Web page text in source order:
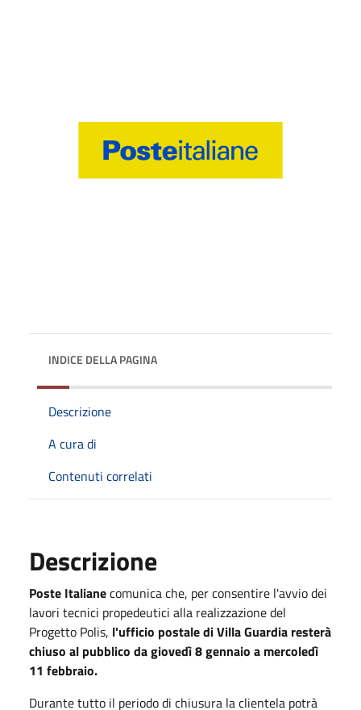
INDICE DELLA PAGINA
Descrizione
A cura di
Contenuti correlati
Descrizione
Poste Italianecomunica che, per consentire l'avvio dei
lavori tecnici propedeutici alla realizzazione del
Progetto Polis, l'ufficio postale di Villa Guardia resterà
chiuso al pubblico da giovedì 8 gennaio a mercoledì
11 febbraio.
Durante tutto il periodo di chiusura la clientela potrà